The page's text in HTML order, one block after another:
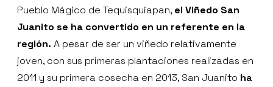
Pueblo Mágico de Tequisquiapan, el Viñedo San
Juanito se ha convertido en un referente en la
región. A pesar de ser un viñedo relativamente
joven, con sus primeras plantaciones realizadas en
2011 y su primera cosecha en 2013, San Juanito ha